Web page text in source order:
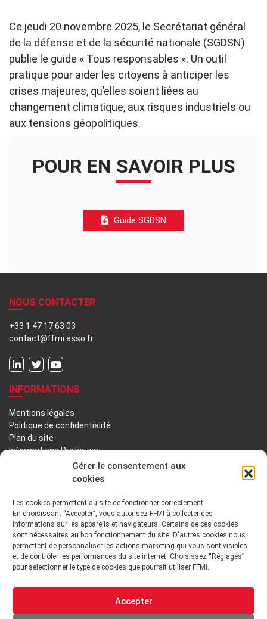
Gérer le consentement aux
cookies
Les cookies permettent au site de fonctionner correctement
En choisissant “Accepter”, vous autorisez FFMI à collecter des
informations sur les appareils et navigateurs. Certains de ces cookies
sont nécessaires au bon fonctionnement du site. D'autres cookies nous
permettent de personnaliser les actions marketing qui vous sont visibles
et de contrôler les performances du site internet. Choisissez “Réglages”
pour sélectionner le type de cookies que pourrait utiliser FFMI.
Accepter
Ce jeudi 20 novembre 2025, le Secrétariat général
de la défense et de la sécurité nationale (SGDSN)
publie le guide « Tous responsables ». Un outil
pratique pour aider les citoyens à anticiper les
crises majeures, qu’elles soient liées au
changement climatique, aux risques industriels ou
aux tensions géopolitiques.
POUR EN SAVOIR PLUS
Guide SGDSN
NOUS CONTACTER
+33 1 47 17 63 03
contact@ffmi.asso.fr
INFORMATIONS
Mentions légales
Politique de confidentialité
Plan du site
Informations Pratiques
PRÉSENTATION NOTRE HISTOIRE
DÉONTOLOGIE PRINCIPES ORIENTATIONS
GOUVERNANCE
ENVIRONNEMENT TECHNIQUE ET INSTITUTIONNEL